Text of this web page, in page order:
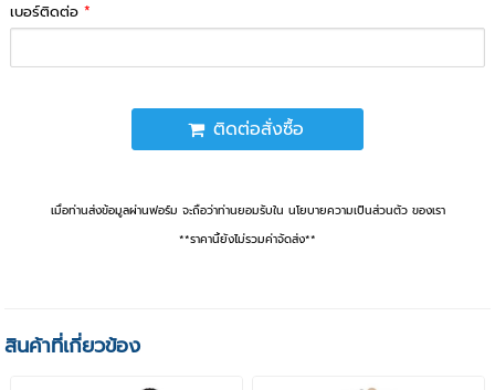
เบอร์ติดต่อ*
ติดต่อสั่งซื้อ
เมื่อท่านส่งข้อมูลผ่านฟอร์ม จะถือว่าท่านยอมรับใน นโยบายความเป็นส่วนตัว ของเรา
**ราคานี้ยังไม่รวมค่าจัดส่ง**
สินค้าที่เกี่ยวข้อง